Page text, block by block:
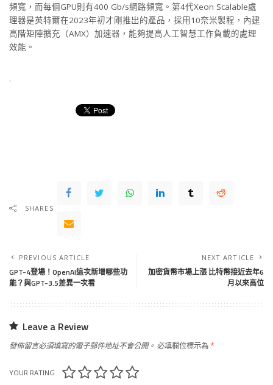
頻寬，而每個GPU則有400 Gb/s網路頻寬。第4代Xeon Scalable處
理器是英特爾在2023年初才剛推出的產品，採用10奈米製程，內建
高階矩陣擴充（AMX）加速器，能夠提高人工智慧工作負載的處理
效能。
.
SHARES
PREVIOUS ARTICLE
GPT-4登場！OpenAI這次新增哪些功
能？與GPT-3.5差異一次看
NEXT ARTICLE
加密貨幣市場上漲 比特幣接近去年6
月以來高位
Leave a Review
發佈留言必須填寫的電子郵件地址不會公開。 必填欄位標示為*
YOUR RATING